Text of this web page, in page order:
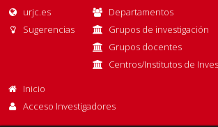
urjc.es
Sugerencias
Departamentos
Grupos de investigación
Grupos docentes
Centros/Institutos de
Inicio
Acceso Investigadores